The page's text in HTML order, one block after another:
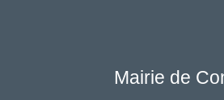
Mairie de